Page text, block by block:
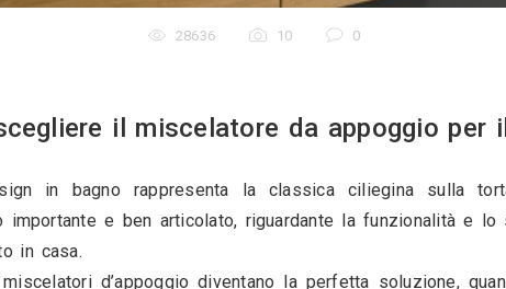
28636 10
Come scegliere il miscelatore